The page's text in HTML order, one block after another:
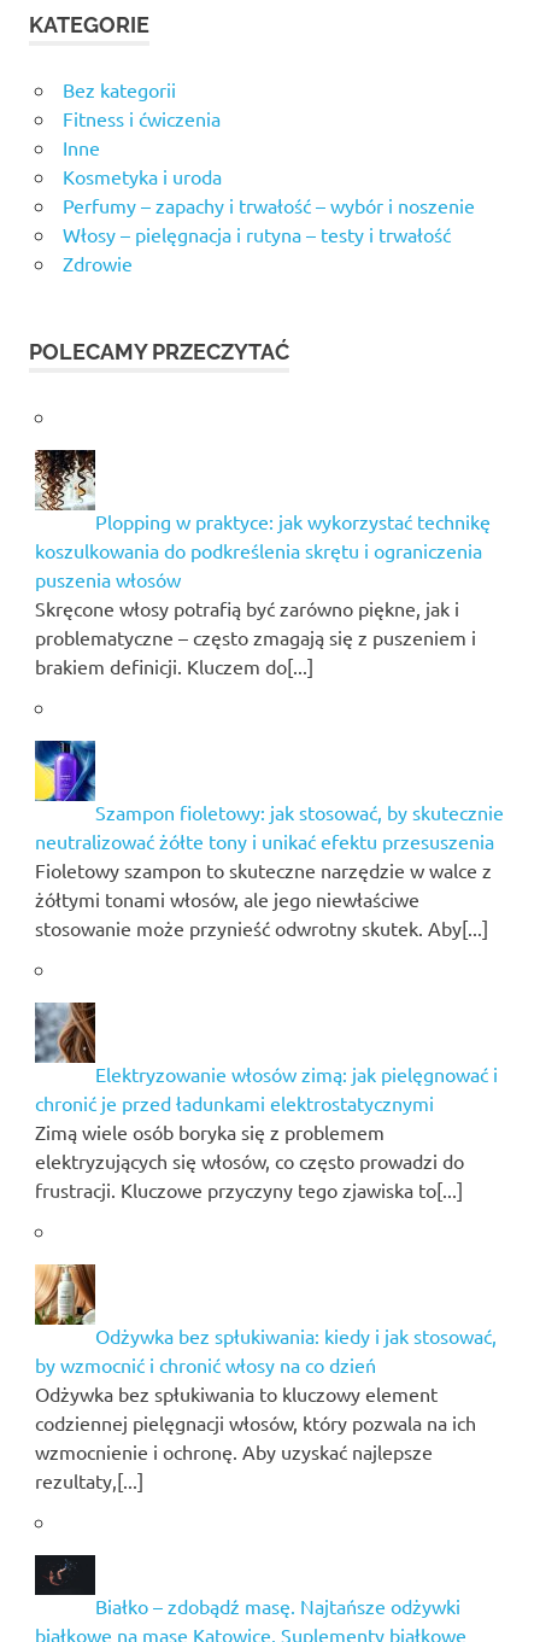
KATEGORIE
Bez kategorii
Fitness i ćwiczenia
Inne
Kosmetyka i uroda
Perfumy – zapachy i trwałość – wybór i noszenie
Włosy – pielęgnacja i rutyna – testy i trwałość
Zdrowie
POLECAMY PRZECZYTAĆ
Plopping w praktyce: jak wykorzystać technikę
koszulkowania do podkreślenia skrętu i ograniczenia
puszenia włosów
Skręcone włosy potrafią być zarówno piękne, jak i
problematyczne – często zmagają się z puszeniem i
brakiem definicji. Kluczem do[...]
Szampon fioletowy: jak stosować, by skutecznie
neutralizować żółte tony i unikać efektu przesuszenia
Fioletowy szampon to skuteczne narzędzie w walce z
żółtymi tonami włosów, ale jego niewłaściwe
stosowanie może przynieść odwrotny skutek. Aby[...]
Elektryzowanie włosów zimą: jak pielęgnować i
chronić je przed ładunkami elektrostatycznymi
Zimą wiele osób boryka się z problemem
elektryzujących się włosów, co często prowadzi do
frustracji. Kluczowe przyczyny tego zjawiska to[...]
Odżywka bez spłukiwania: kiedy i jak stosować,
by wzmocnić i chronić włosy na co dzień
Odżywka bez spłukiwania to kluczowy element
codziennej pielęgnacji włosów, który pozwala na ich
wzmocnienie i ochronę. Aby uzyskać najlepsze
rezultaty,[...]
Białko – zdobądź masę. Najtańsze odżywki
białkowe na masę Katowice. Suplementy białkowe